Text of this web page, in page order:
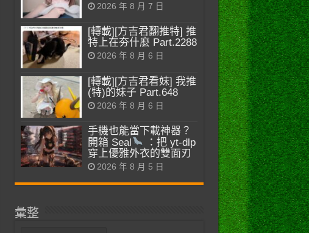
2026 年 8 月 7 日
[轉載][方吉君翻推特] 推
特上在夯什麼 Part.2288
2026 年 8 月 6 日
[轉載][方吉君看妹] 我推
(特)的妹子 Part.648
2026 年 8 月 6 日
手機也能當下載神器？
開箱 Seal
：把 yt-dlp
穿上優雅外衣的雙面刃
2026 年 8 月 5 日
彙整